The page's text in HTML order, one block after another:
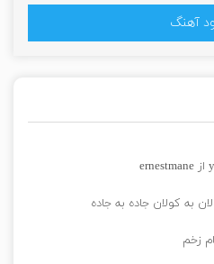
به کولان جاده به جاده
زخم
آهنگ